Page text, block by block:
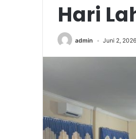
Hari
admin Juni 2, 2026